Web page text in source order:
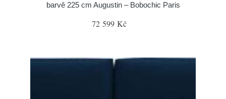
barvě 225 cm Augustin – Bobochic Paris
72 599 Kč